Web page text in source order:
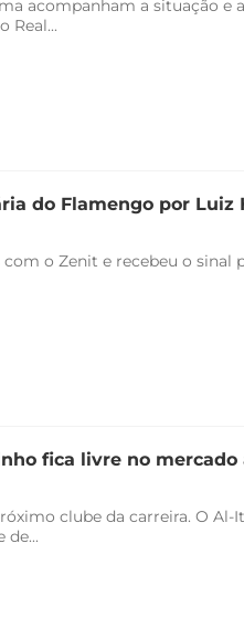
acompanham a situação e
Real...
do Flamengo por Luiz
o Zenit e recebeu o sinal
fica livre no mercado
clube da carreira. O Al-
de...